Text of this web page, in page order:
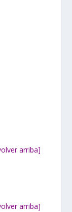
arriba]
arriba]